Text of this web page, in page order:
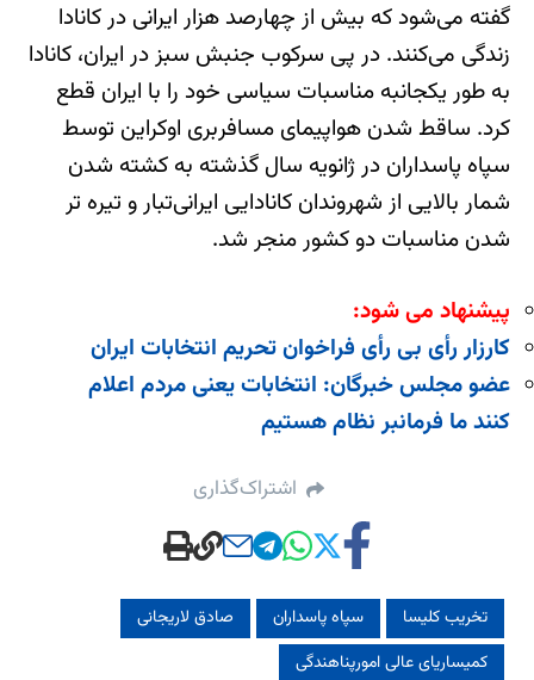
گفته می‌شود که بیش از چهارصد هزار ایرانی در کانادا
زندگی می‌کنند. در پی سرکوب جنبش سبز در ایران، کانادا
به طور یکجانبه مناسبات سیاسی خود را با ایران قطع
کرد. ساقط شدن هواپیمای مسافربری اوکراین توسط
سپاه پاسداران در ژانویه سال گذشته به کشته شدن
شمار بالایی از شهروندان کانادایی ایرانی‌تبار و تیره تر
شدن مناسبات دو کشور منجر شد.
پیشنهاد می شود:
کارزار رأی بی رأی فراخوان تحریم انتخابات ایران
عضو مجلس خبرگان: انتخابات یعنی مردم اعلام
کنند ما فرمانبر نظام هستیم
اشتراک‌گذاری
تخریب کلیسا سپاه پاسداران
صادق لاریجانی
کمیساریای عالی امورپناهندگی